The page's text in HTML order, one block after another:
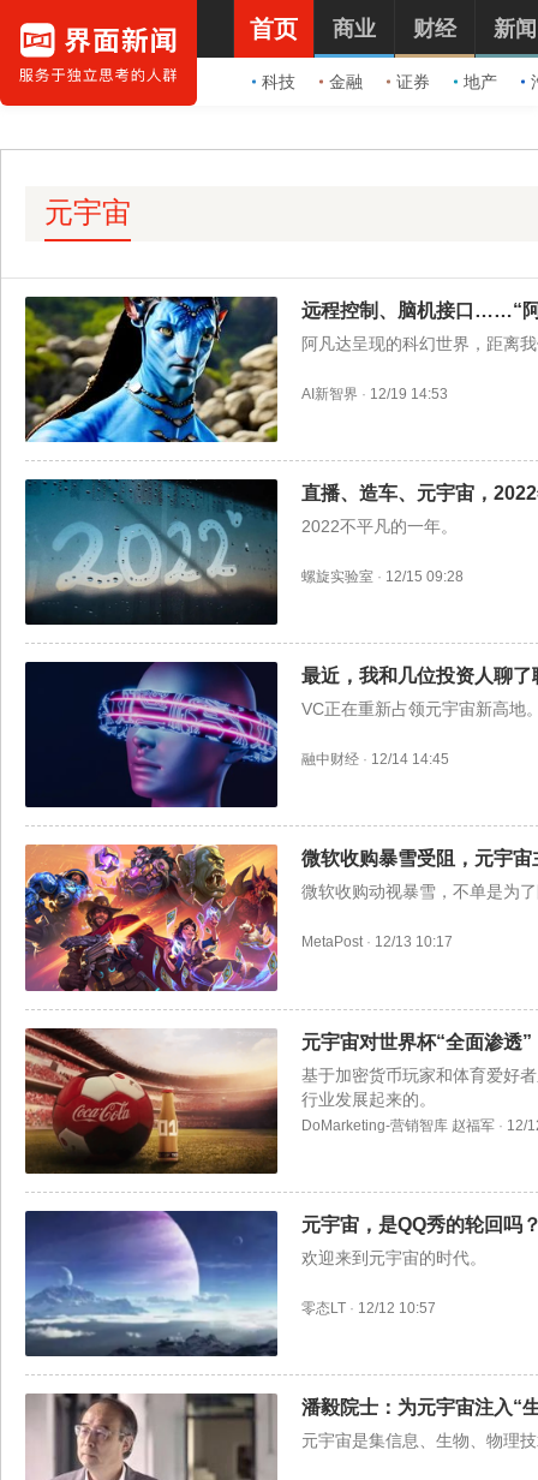
首页
科技 金融 证券 地产
商业 财经 新闻
元宇宙
远程控制、脑机接口……“
阿凡达呈现的科幻世界，距离
AI新智界 · 12/19 14:53
直播、造车、元宇宙，
2022不平凡的一年。
螺旋实验室 · 12/15 09:28
最近，我和几位投资人聊了
VC正在重新占领元宇宙新高地
融中财经 · 12/14 14:45
微软收购暴雪受阻，元宇
微软收购动视暴雪，不单是为
MetaPost · 12/13 10:17
元宇宙对世界杯“全面渗透
基于加密货币玩家和体育爱好
行业发展起来的。
DoMarketing-营销智库 赵福军 · 12/
元宇宙，是QQ秀的轮回吗
欢迎来到元宇宙的时代。
零态LT · 12/12 10:57
潘毅院士：为元宇宙注入“
元宇宙是集信息、生物、物理